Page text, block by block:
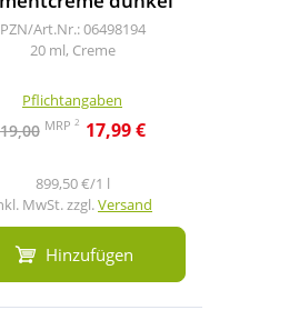
PZN/Art.Nr.: 06498194
20 ml, Creme
Pflichtangaben
19,00 MRP 2 17,99 €
899,50 €/1 l
MwSt. zzgl.Versand
Hinzufügen